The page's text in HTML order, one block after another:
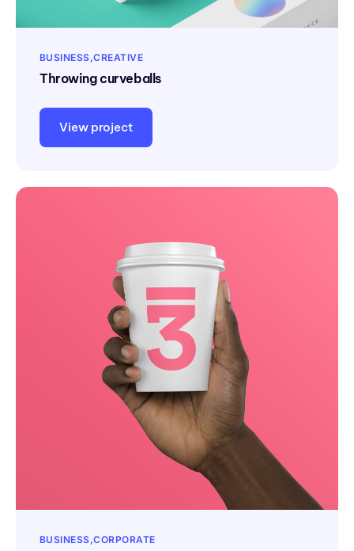
BUSINESS CREATIVE
Throwing curveballs
View project
BUSINESS CORPORATE